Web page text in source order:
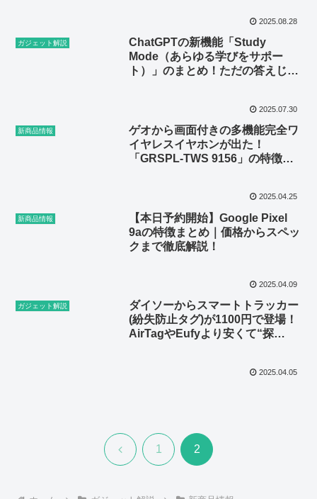
2025.08.28
ガジェット解説
ChatGPTの新機能「Study
Mode（あらゆる学びをサポー
ト）」のまとめ！ただの答えじゃ
2025.07.30
新商品情報
ゲオから画面付きの多機能完全ワ
イヤレスイヤホンが出た！
「GRSPL-TWS 9156」の特徴を
2025.04.25
新商品情報
【本日予約開始】Google Pixel
9aの特徴まとめ｜価格からスペッ
クまで徹底解説！
2025.04.09
ガジェット解説
ダイソーからスマートトラッカー
(紛失防止タグ)が1100円で登場！
AirTagやEufyより安くて“探
2025.04.05
前 1 2